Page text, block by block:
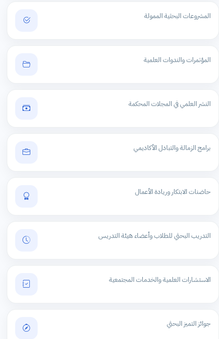
المشروعات البحثية الممولة
المؤتمرات والندوات العلمية
النشر العلمي في المجلات المحكمة
برامج الزمالة والتبادل الأكاديمي
حاضنات الابتكار وريادة الأعمال
التدريب البحثي للطلاب وأعضاء هيئة التدريس
الاستشارات العلمية والخدمات المجتمعية
جوائز التميز البحثي